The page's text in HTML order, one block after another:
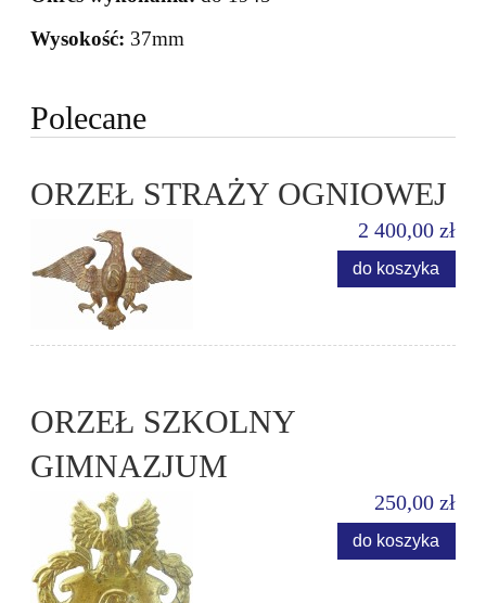
Wysokość: 37mm
Polecane
ORZEŁ STRAŻY OGNIOWEJ
2 400,00 zł
do koszyka
ORZEŁ SZKOLNY
GIMNAZJUM
250,00 zł
do koszyka